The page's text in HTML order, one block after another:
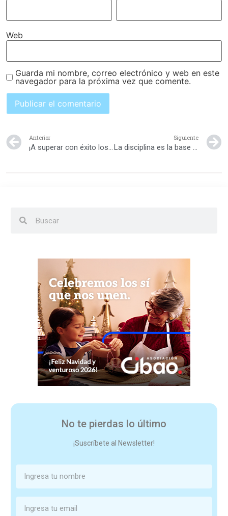
Web
Guarda mi nombre, correo electrónico y web en este
navegador para la próxima vez que comente.
Anterior
¡A superar con éxito los exámenes! Herramientas para ayudar a los chiquitos
Siguiente
La disciplina es la base del éxito escolar
No te pierdas lo último
¡Suscríbete al Newsletter!